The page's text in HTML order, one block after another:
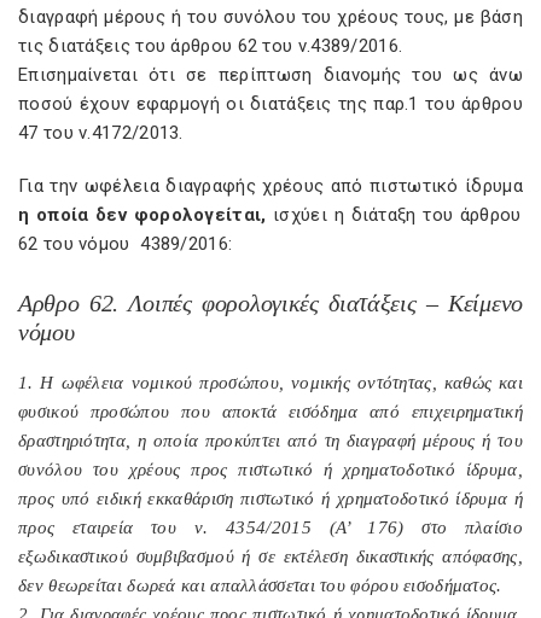
διαγραφή μέρους ή του συνόλου του χρέους τους, με βάση
τις διατάξεις του άρθρου 62 του ν.4389/2016.
Επισημαίνεται ότι σε περίπτωση διανομής του ως άνω
ποσού έχουν εφαρμογή οι διατάξεις της παρ.1 του άρθρου
47 του ν.4172/2013.
Για την ωφέλεια διαγραφής χρέους από πιστωτικό ίδρυμα
η οποία δεν φορολογείται, ισχύει η διάταξη του άρθρου
62 του νόμου4389/2016:
Αρθρο 62. Λοιπές φορολογικές διατάξεις – Κείμενο
νόμου
1. Η ωφέλεια νομικού προσώπου, νομικής οντότητας, καθώς και
φυσικού προσώπου που αποκτά εισόδημα από επιχειρηματική
δραστηριότητα, η οποία προκύπτει από τη διαγραφή μέρους ή του
συνόλου του χρέους προς πιστωτικό ή χρηματοδοτικό ίδρυμα,
προς υπό ειδική εκκαθάριση πιστωτικό ή χρηματοδοτικό ίδρυμα ή
προς εταιρεία του ν. 4354/2015 (Α’ 176) στο πλαίσιο
εξωδικαστικού συμβιβασμού ή σε εκτέλεση δικαστικής απόφασης,
δεν θεωρείται δωρεά και απαλλάσσεται του φόρου εισοδήματος.